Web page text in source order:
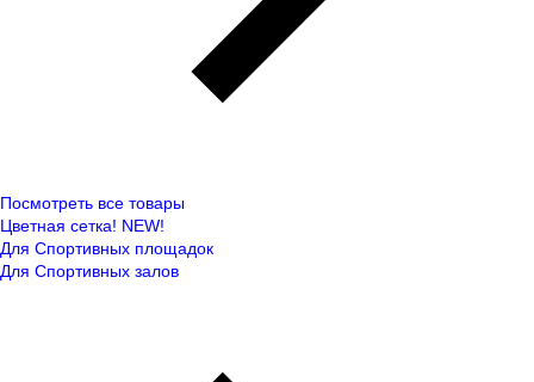
Посмотреть все товары
Цветная сетка! NEW!
Для Спортивных площадок
Для Спортивных залов